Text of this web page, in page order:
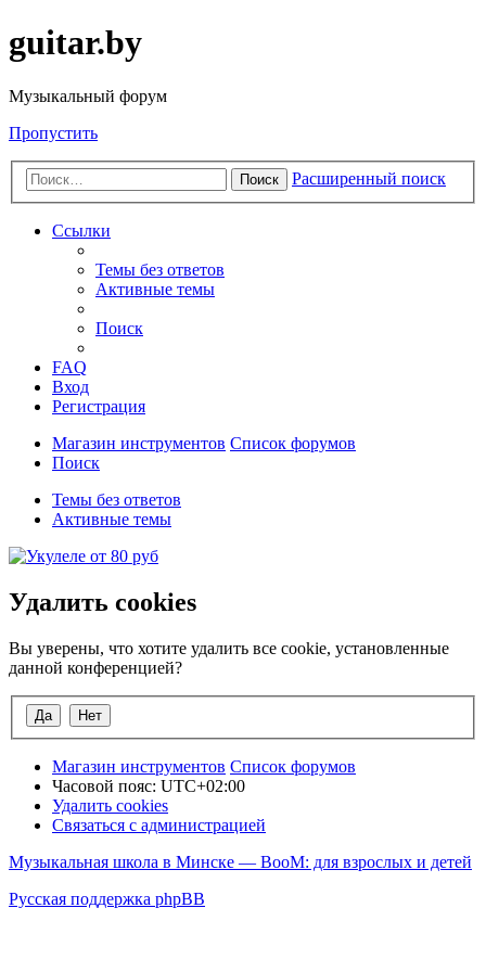
guitar.by
Музыкальный форум
Пропустить
Поиск Расширенный поиск
Ссылки
Темы без ответов
Активные темы
Поиск
FAQ
Вход
Регистрация
Магазин инструментов Список форумов
Поиск
Темы без ответов
Активные темы
Удалить cookies
Вы уверены, что хотите удалить все cookie, установленные
данной конференцией?
Магазин инструментов Список форумов
Часовой пояс: UTC+02:00
Удалить cookies
Связаться с администрацией
Музыкальная школа в Минске — BooM: для взрослых и детей
Русская поддержка phpBB